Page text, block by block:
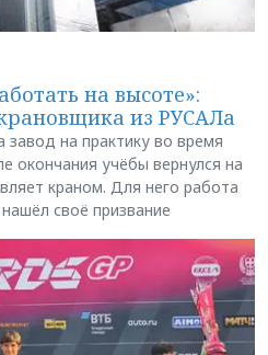
на высоте»:
из РУСАЛа
на практику во время
окончания учёбы вернулся на
краном. Для него работа
своё призвание